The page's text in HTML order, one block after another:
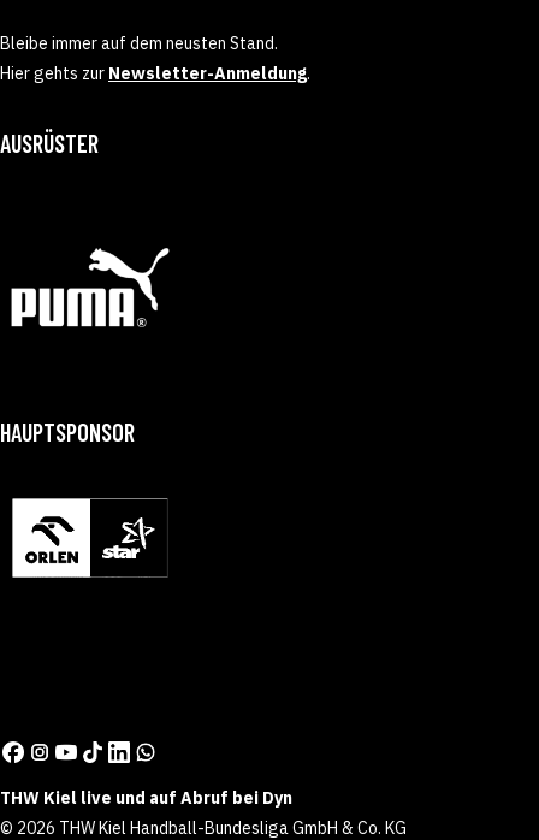
Bleibe immer auf dem neusten Stand.
Hier gehts zur Newsletter-Anmeldung.
AUSRÜSTER
HAUPTSPONSOR
THW Kiel live und auf Abruf bei Dyn
© 2026 THW Kiel Handball-Bundesliga GmbH & Co. KG